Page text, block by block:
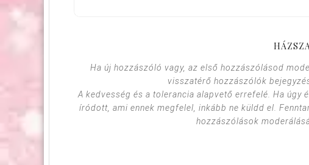
Ha új hozzászóló vagy, az első hozzászólásod
visszatérő hozzászólók
A kedvesség és a tolerancia alapvető errefelé. Ha úgy
íródott, ami ennek megfelel, inkább ne küldd el.
hozzászólások